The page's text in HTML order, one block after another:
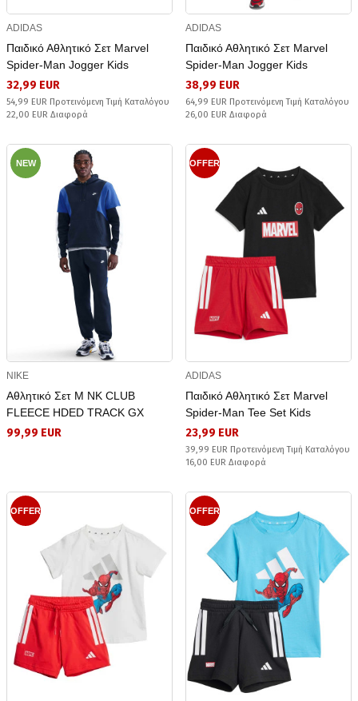
ADIDAS
Παιδικό Αθλητικό Σετ Marvel
Spider-Man Jogger Kids
32,99 EUR
54,99 EUR Προτεινόμενη Τιμή Καταλόγου
22,00 EUR Διαφορά
ADIDAS
Παιδικό Αθλητικό Σετ Marvel
Spider-Man Jogger Kids
38,99 EUR
64,99 EUR Προτεινόμενη Τιμή Καταλόγου
26,00 EUR Διαφορά
NEW
NIKE
Αθλητικό Σετ M NK CLUB
FLEECE HDED TRACK GX
99,99 EUR
OFFER
ADIDAS
Παιδικό Αθλητικό Σετ Marvel
Spider-Man Tee Set Kids
23,99 EUR
39,99 EUR Προτεινόμενη Τιμή Καταλόγου
16,00 EUR Διαφορά
OFFER OFFER